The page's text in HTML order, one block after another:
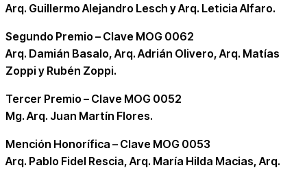
Arq. Guillermo Alejandro Lesch y Arq. Leticia Alfaro.
Segundo Premio – Clave MOG 0062
Arq. Damián Basalo, Arq. Adrián Olivero, Arq. Matías
Zoppi y Rubén Zoppi.
Tercer Premio – Clave MOG 0052
Mg. Arq. Juan Martín Flores.
Mención Honorífica – Clave MOG 0053
Arq. Pablo Fidel Rescia, Arq. María Hilda Macias, Arq.